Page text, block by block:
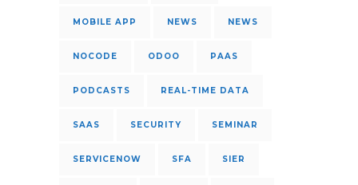
MOBILE APP NEWS NEWS
NOCODE ODOO PAAS
PODCASTS REAL-TIME DATA
SAAS SECURITY SEMINAR
SERVICENOW SFA SIER